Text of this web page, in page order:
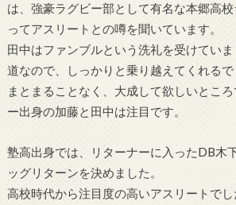
は、強豪ラグビー部として有名な本郷高
ってアスリートとの噂を聞いています。
田中はファンブルという洗礼を受けてい
道なので、しっかりと乗り越えてくれるで
まとまることなく、大成して欲しいとこ
ー出身の加藤と田中は注目です。
塾高出身では、リターナーに入ったDB木
ッグリターンを決めました。
高校時代から注目度の高いアスリートで